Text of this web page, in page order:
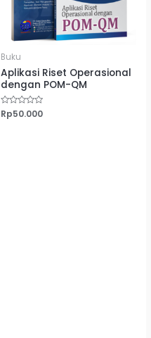
Buku
Aplikasi Riset Operasional
dengan POM-QM
Dinilai
0
Rp50.000